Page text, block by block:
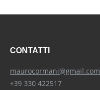
CONTATTI
maurocormani@gmail.com
+39 330 422517